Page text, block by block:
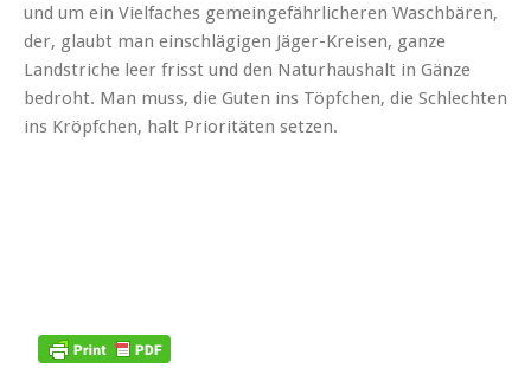
und um ein Vielfaches gemeingefährlicheren Waschbären,
der, glaubt man einschlägigen Jäger-Kreisen, ganze
Landstriche leer frisst und den Naturhaushalt in Gänze
bedroht. Man muss, die Guten ins Töpfchen, die Schlechten
ins Kröpfchen, halt Prioritäten setzen.